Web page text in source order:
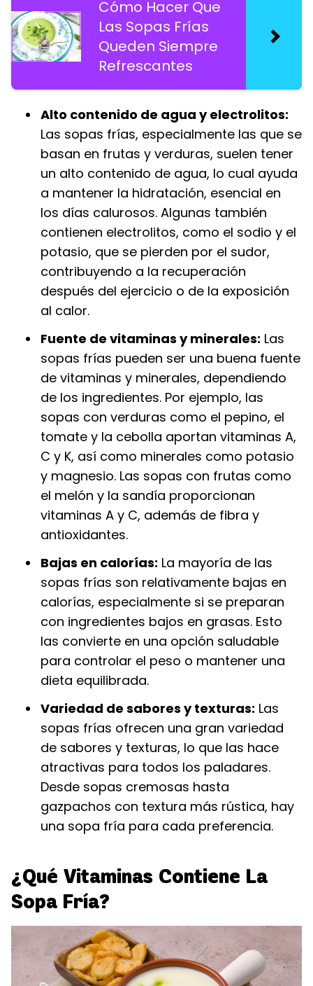
Cómo Hacer Que
Las Sopas Frías
Queden Siempre
Refrescantes
Alto contenido de agua y electrolitos:
Las sopas frías, especialmente las que se
basan en frutas y verduras, suelen tener
un alto contenido de agua, lo cual ayuda
a mantener la hidratación, esencial en
los días calurosos. Algunas también
contienen electrolitos, como el sodio y el
potasio, que se pierden por el sudor,
contribuyendo a la recuperación
después del ejercicio o de la exposición
al calor.
Fuente de vitaminas y minerales: Las
sopas frías pueden ser una buena fuente
de vitaminas y minerales, dependiendo
de los ingredientes. Por ejemplo, las
sopas con verduras como el pepino, el
tomate y la cebolla aportan vitaminas A,
C y K, así como minerales como potasio
y magnesio. Las sopas con frutas como
el melón y la sandía proporcionan
vitaminas A y C, además de fibra y
antioxidantes.
Bajas en calorías: La mayoría de las
sopas frías son relativamente bajas en
calorías, especialmente si se preparan
con ingredientes bajos en grasas. Esto
las convierte en una opción saludable
para controlar el peso o mantener una
dieta equilibrada.
Variedad de sabores y texturas: Las
sopas frías ofrecen una gran variedad
de sabores y texturas, lo que las hace
atractivas para todos los paladares.
Desde sopas cremosas hasta
gazpachos con textura más rústica, hay
una sopa fría para cada preferencia.
¿Qué Vitaminas Contiene La
Sopa Fría?